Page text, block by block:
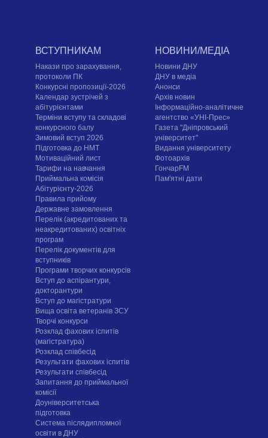
ВСТУПНИКАМ
Накази про зарахування,
протоколи ПК
Конкурсні пропозиції-2026
Календар зустрічей з
абітурієнтами
Терміни вступу та складові
конкурсного балу
Зимовий вступ 2026
Підготовка до НМТ
Мотиваційний лист
Тарифи на навчання
Приймальна комісія
Абітурієнту-2026
Правила прийому
Державне замовлення
Перелік (акредитованих та
неакредитованих) освітніх
програм
Перелік документів для
вступників
Програми творчих конкурсiв
Вступ до аспірантури,
докторантури
Вступ до магістратури
Вища освіта ветеранів ЗСУ
Творчі конкурси
Розклад фахових іспитів
(магістратура)
Розклад співбесід
Результати фахових іспитів
Результати співбесід
Запитання до приймальної
комісії
Доуніверситетська
підготовка
Система післядипломної
освіти в ДНУ
НОВИНИ/МЕДІА
Новини ДНУ
ДНУ в медіа
Анонси
Архів новин
Інформаційно-аналітичне
агентство «УНІ-Прес»
Газета "Дніпровський
університет"
Видання університету
Фотоархів
ГончарFM
Пам'ятні дати